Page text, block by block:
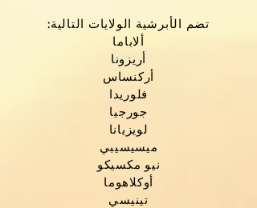
:تضم الأبرشية الولايات التالية
ألاباما
أريزونا
أركنساس
فلوريدا
جورجيا
لويزيانا
ميسيسيبي
نيو مكسيكو
أوكلاهوما
تينيسي